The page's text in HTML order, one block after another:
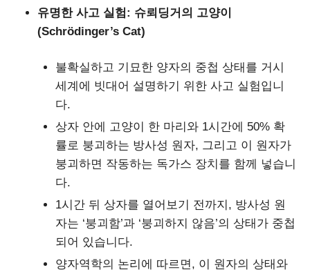
유명한 사고 실험: 슈뢰딩거의 고양이
(Schrödinger’s Cat)
불확실하고 기묘한 양자의 중첩 상태를 거시
세계에 빗대어 설명하기 위한 사고 실험입니
다.
상자 안에 고양이 한 마리와 1시간에 50% 확
률로 붕괴하는 방사성 원자, 그리고 이 원자가
붕괴하면 작동하는 독가스 장치를 함께 넣습니
다.
1시간 뒤 상자를 열어보기 전까지, 방사성 원
자는 ‘붕괴함’과 ‘붕괴하지 않음’의 상태가 중첩
되어 있습니다.
양자역학의 논리에 따르면, 이 원자의 상태와